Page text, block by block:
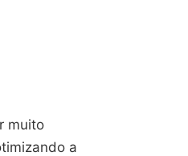
muito
a